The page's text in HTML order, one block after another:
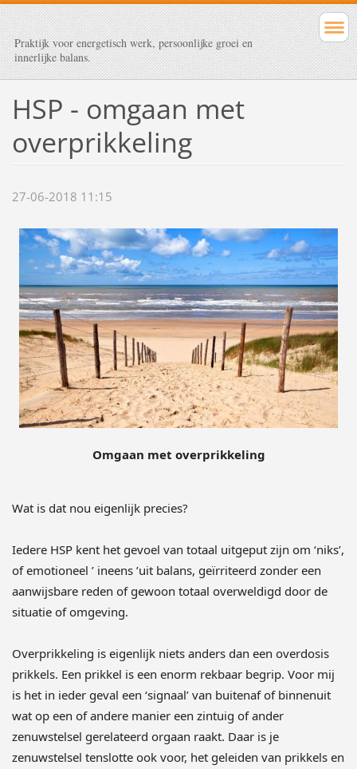
Praktijk voor energetisch werk, persoonlijke groei en
innerlijke balans.
HSP - omgaan met
overprikkeling
27-06-2018 11:15
Omgaan met overprikkeling
Wat is dat nou eigenlijk precies?
Iedere HSP kent het gevoel van totaal uitgeput zijn om ‘niks’,
of emotioneel ’ ineens ’uit balans, geïrriteerd zonder een
aanwijsbare reden of gewoon totaal overweldigd door de
situatie of omgeving.
Overprikkeling is eigenlijk niets anders dan een overdosis
prikkels. Een prikkel is een enorm rekbaar begrip. Voor mij
is het in ieder geval een ‘signaal’ van buitenaf of binnenuit
wat op een of andere manier een zintuig of ander
zenuwstelsel gerelateerd orgaan raakt. Daar is je
zenuwstelsel tenslotte ook voor, het geleiden van prikkels en